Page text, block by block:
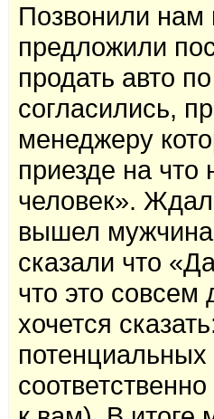
Позвонили нам
предложили
продать авто
согласились,
менеджеру
приезде на
человек».
вышел
сказали что
что это совсем
хочется